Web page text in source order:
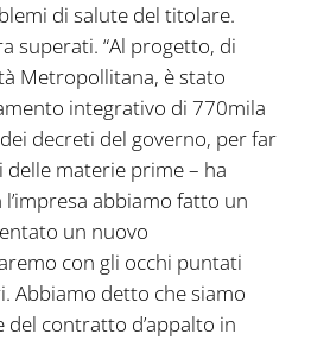
di salute del titolare.
superati. “Al progetto, di
Metropollitana, è stato
integrativo di 770mila
decreti del governo, per far
materie prime – ha
abbiamo fatto un
un nuovo
con gli occhi puntati
Abbiamo detto che siamo
contratto d’appalto in